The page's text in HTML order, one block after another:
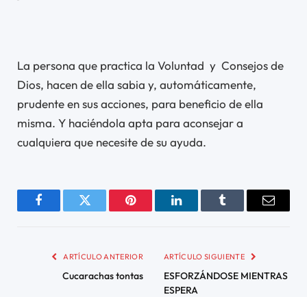
La persona que practica la Voluntad y Consejos de
Dios, hacen de ella sabia y, automáticamente,
prudente en sus acciones, para beneficio de ella
misma. Y haciéndola apta para aconsejar a
cualquiera que necesite de su ayuda.
FacebookTwitter Pinterest LinkedInTumblr Email
ARTÍCULO ANTERIOR
Cucarachas tontas
ARTÍCULO SIGUIENTE
ESFORZÁNDOSE MIENTRAS
ESPERA